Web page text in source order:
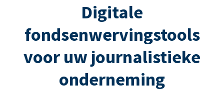
Digitale
fondsenwervingstools
voor uw journalistieke
onderneming